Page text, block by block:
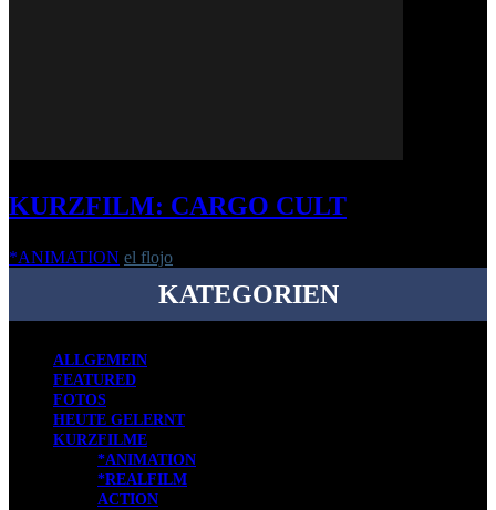
KURZFILM: CARGO CULT
*ANIMATION el flojo
KATEGORIEN
ALLGEMEIN
FEATURED
FOTOS
HEUTE GELERNT
KURZFILME
*ANIMATION
*REALFILM
ACTION